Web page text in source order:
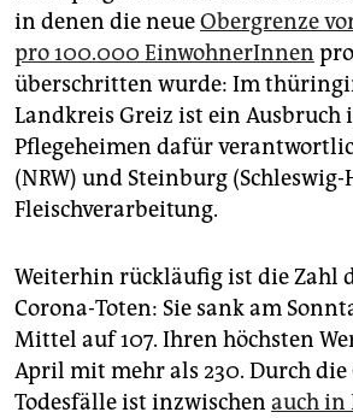
in denen die neueObergrenze
pro 100.000 EinwohnerInnen
überschritten wurde: Im
Landkreis Greiz ist ein Ausbruch
Pflegeheimen dafür
(NRW) und Steinburg
Fleischverarbeitung.
Weiterhin rückläufig ist die Zahl
Corona-Toten: Sie sank am
Mittel auf 107. Ihren höchsten
April mit mehr als 230. Durch die
Todesfälle ist inzwischen auch in